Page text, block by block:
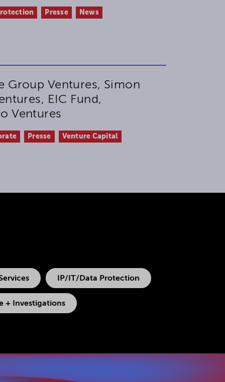
Presse News
Group Ventures, Simon
EIC Fund,
Ventures
Presse
Venture Capital
IP/IT/Data Protection
+ Investigations